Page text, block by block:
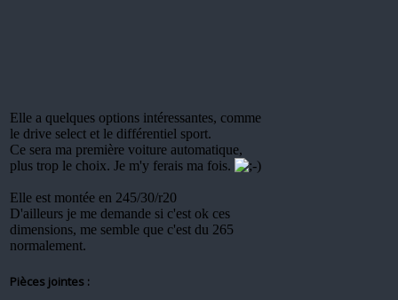
Elle a quelques options intéressantes, comme
le drive select et le différentiel sport.
Ce sera ma première voiture automatique,
plus trop le choix. Je m'y ferais ma fois.
Elle est montée en 245/30/r20
D'ailleurs je me demande si c'est ok ces
dimensions, me semble que c'est du 265
normalement.
Pièces jointes :